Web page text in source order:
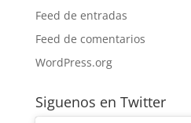
Feed de entradas
Feed de comentarios
WordPress.org
Siguenos en Twitter